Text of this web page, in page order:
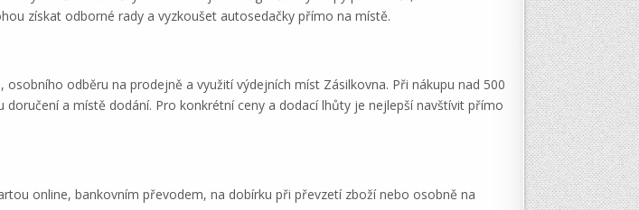
získat odborné rady a vyzkoušet autosedačky přímo na místě.
odběru na prodejně a využití výdejních míst Zásilkovna. Při nákupu nad 500
a místě dodání. Pro konkrétní ceny a dodací lhůty je nejlepší navštívit přímo
online, bankovním převodem, na dobírku při převzetí zboží nebo osobně na